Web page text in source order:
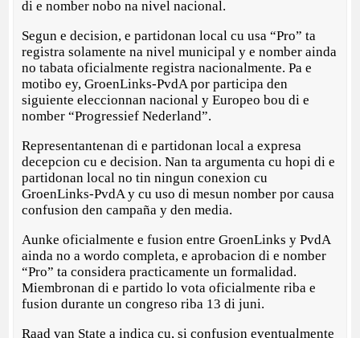
di e nomber nobo na nivel nacional.
Segun e decision, e partidonan local cu usa “Pro” ta
registra solamente na nivel municipal y e nomber ainda
no tabata oficialmente registra nacionalmente. Pa e
motibo ey, GroenLinks-PvdA por participa den
siguiente eleccionnan nacional y Europeo bou di e
nomber “Progressief Nederland”.
Representantenan di e partidonan local a expresa
decepcion cu e decision. Nan ta argumenta cu hopi di e
partidonan local no tin ningun conexion cu
GroenLinks-PvdA y cu uso di mesun nomber por causa
confusion den campaña y den media.
Aunke oficialmente e fusion entre GroenLinks y PvdA
ainda no a wordo completa, e aprobacion di e nomber
“Pro” ta considera practicamente un formalidad.
Miembronan di e partido lo vota oficialmente riba e
fusion durante un congreso riba 13 di juni.
Raad van State a indica cu, si confusion eventualmente